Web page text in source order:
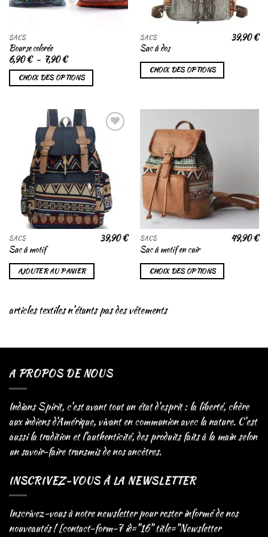
SACS
Bourse colorée
6,90€ – 7,90€Plage
de
prix :
6,90 €
à
CHOIX DES OPTIONS
SACS
Sac à dos
39,90€
CHOIX DES OPTIONS
Ajouter
à la liste
de
souhaits
SACS
Sac à motif
39,90€
AJOUTER AU PANIER
SACS
Sac à motif en cuir
49,90€
CHOIX DES OPTIONS
articles textiles n’étants pas des vêtements
A PROPOS DE NOUS
Indians Spirit, c'est avant tout un état d'esprit : la liberté, chère
aux indiens d'Amérique, vivant en communion avec la nature. C'est
aussi la tradition et l'authenticité, des produits faits à la main selon
un savoir-faire transmis de nos ancètres.
INSCRIVEZ-VOUS À LA NEWSLETTER
Inscrivez-vous à notre newsletter pour rester informé de nos
nouveautés ! [contact-form-7 id="16" title="Newsletter